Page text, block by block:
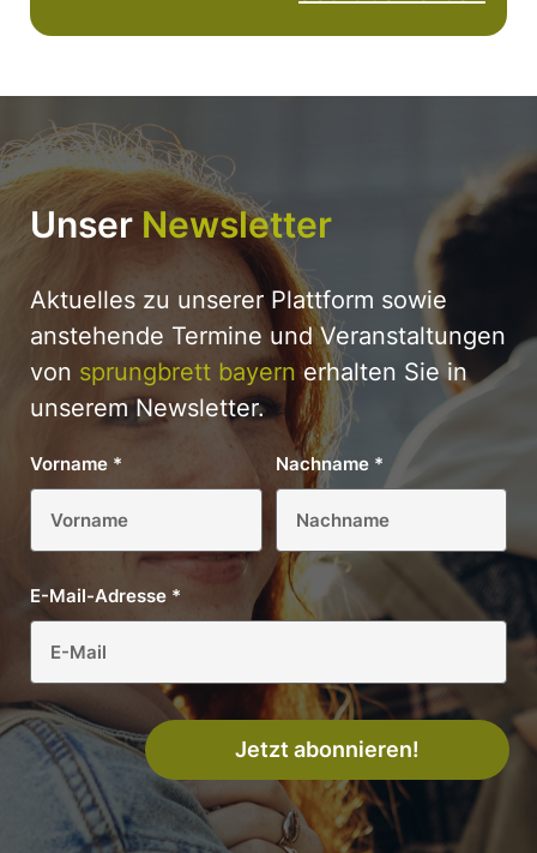
Unser Newsletter
Aktuelles zu unserer Plattform sowie
anstehende Termine und Veranstaltungen
von sprungbrett bayernerhalten Sie in
unserem Newsletter.
Vorname * Nachname *
E-Mail-Adresse *
Jetzt abonnieren!